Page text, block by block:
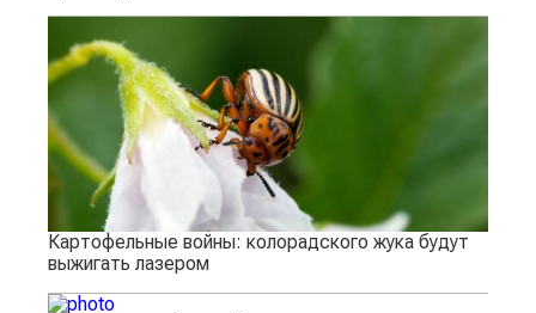
Картофельные войны: колорадского жука будут
выжигать лазером